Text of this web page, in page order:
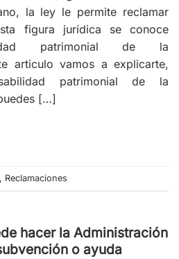
la ley le permite reclamar
figura jurídica se conoce
patrimonial de la
articulo vamos a explicarte,
patrimonial de la
[…]
, Reclamaciones
hacer la Administración
o ayuda